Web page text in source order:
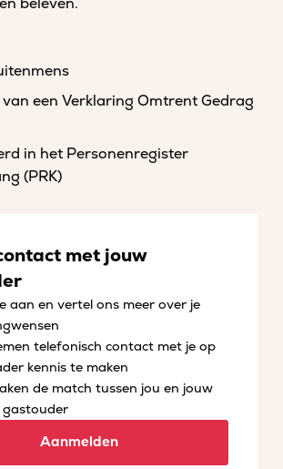
beleven.
een Verklaring Omtrent Gedrag
in het Personenregister
(PRK)
met jouw
aan en vertel ons meer over je
telefonisch contact met je op
kennis te maken
de match tussen jou en jouw
gastouder
Aanmelden